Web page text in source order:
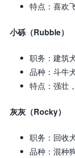
特点：喜欢
小砾（Rubble）
职务：建筑犬
品种：斗牛犬
特点：强壮
灰灰（Rocky）
职务：回收犬
品种：混种狗